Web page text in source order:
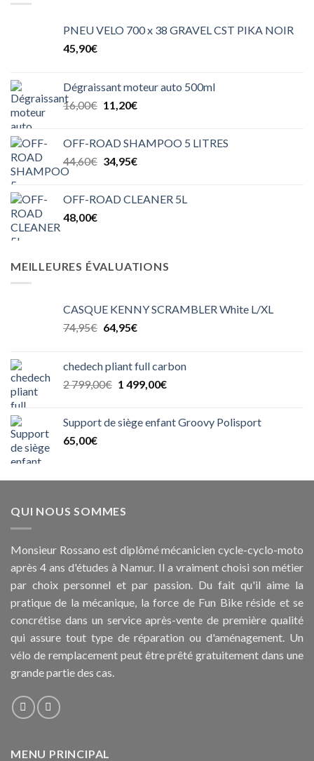
PNEU VELO 700 x 38 GRAVEL CST PIKA NOIR
45,90€
Dégraissant moteur auto 500ml
16,00€ Le
était :
16,00€.
11,20€Le
est :
11,20€.
OFF-ROAD SHAMPOO 5 LITRES
44,60€ Le
était :
34,95€Le
est :
OFF-ROAD CLEANER 5L
48,00€
MEILLEURES ÉVALUATIONS
CASQUE KENNY SCRAMBLER White L/XL
74,95€ Le
était :
74,95€.
64,95€Le
est :
64,95€.
chedech pliant full carbon
2 799,00€ Le
était :
1 499,00€Le
est :
Support de siège enfant Groovy Polisport
65,00€
QUI NOUS SOMMES
Monsieur Rossano est diplômé mécanicien cycle-cyclo-moto
après 4 ans d'études à Namur. Il a vraiment choisi son métier
par choix personnel et par passion. Du fait qu'il aime la
pratique de la mécanique, la force de Fun Bike réside et se
concrétise dans un service après-vente de première qualité
qui assure tout type de réparation ou d'aménagement. Un
vélo de remplacement peut être prêté gratuitement dans une
grande partie des cas.
MENU PRINCIPAL